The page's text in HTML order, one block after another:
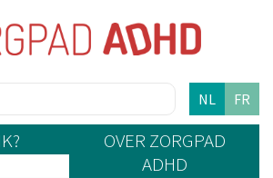
NL FR
OVER ZORGPAD
ADHD